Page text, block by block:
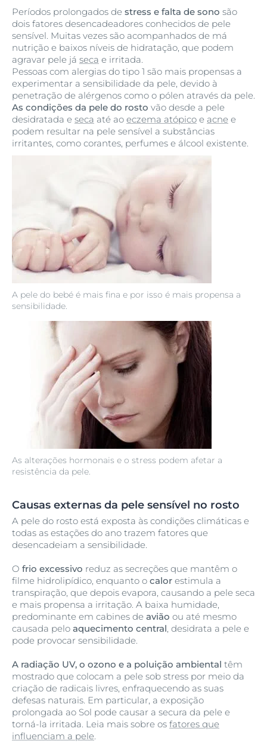
A pele do bebé é mais fina e por isso é mais propensa a
sensibilidade.
As alterações hormonais e o stress podem afetar a
resistência da pele.
Períodos prolongados de stress e falta de sono são
dois fatores desencadeadores conhecidos de pele
sensível. Muitas vezes são acompanhados de má
nutrição e baixos níveis de hidratação, que podem
agravar pele já seca e irritada.
Pessoas com alergias do tipo 1 são mais propensas a
experimentar a sensibilidade da pele, devido à
penetração de alérgenos como o pólen através da pele.
As condições da pele do rosto vão desde a pele
desidratada e seca até ao eczema atópico e acne e
podem resultar na pele sensível a substâncias
irritantes, como corantes, perfumes e álcool existente.
Causas externas da pele sensível no rosto
A pele do rosto está exposta às condições climáticas e
todas as estações do ano trazem fatores que
desencadeiam a sensibilidade.
O frio excessivo reduz as secreções que mantêm o
filme hidrolipídico, enquanto o calor estimula a
transpiração, que depois evapora, causando a pele seca
e mais propensa a irritação. A baixa humidade,
predominante em cabines de avião ou até mesmo
causada pelo aquecimento central , desidrata a pele e
pode provocar sensibilidade.
A radiação UV, o ozono e a poluição ambiental têm
mostrado que colocam a pele sob stress por meio da
criação de radicais livres, enfraquecendo as suas
defesas naturais. Em particular, a exposição
prolongada ao Sol pode causar a secura da pele e
torná-la irritada. Leia mais sobre os fatores que
influenciam a pele